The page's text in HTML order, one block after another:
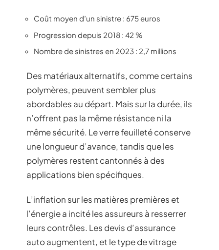
Coût moyen d’un sinistre : 675 euros
Progression depuis 2018 : 42 %
Nombre de sinistres en 2023 : 2,7 millions
Des matériaux alternatifs, comme certains
polymères, peuvent sembler plus
abordables au départ. Mais sur la durée, ils
n’offrent pas la même résistance ni la
même sécurité. Le verre feuilleté conserve
une longueur d’avance, tandis que les
polymères restent cantonnés à des
applications bien spécifiques.
L’inflation sur les matières premières et
l’énergie a incité les assureurs à resserrer
leurs contrôles. Les devis d’assurance
auto augmentent, et le type de vitrage